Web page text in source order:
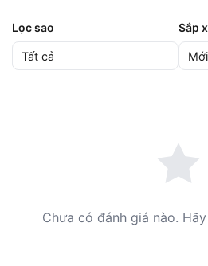
Lọc sao Sắp
Chưa có đánh giá nào.